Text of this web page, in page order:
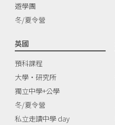
遊學團
冬/夏令營
英國
預科課程
大學‧研究所
獨立中學+公學
冬/夏令營
私立走讀中學 day